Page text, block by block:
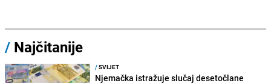
/ Najčitanije
/SVIJET
Njemačka istražuje slučaj desetočlane